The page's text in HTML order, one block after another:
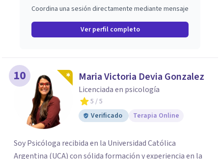
Coordina una sesión directamente mediante mensaje
Ver perfil completo
10 Maria Victoria Devia Gonzalez
Licenciada en psicología
5 / 5
Verificado
Terapia Online
Soy Psicóloga recibida en la Universidad Católica
Argentina (UCA) con sólida formación y experiencia en la